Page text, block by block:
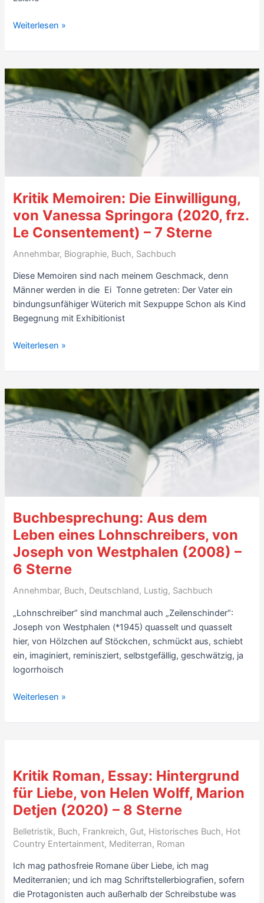
Radio-
mit
*langen*
Gesprächen
Weiterlesen »
Kritik Memoiren: Die Einwilligung,
von Vanessa Springora (2020, frz.
Le Consentement) – 7 Sterne
Annehmbar, Biographie, Buch, Sachbuch
Diese Memoiren sind nach meinem Geschmack, denn
Männer werden in die Ei Tonne getreten: Der Vater ein
bindungsunfähiger Wüterich mit Sexpuppe Schon als Kind
Begegnung mit Exhibitionist
Kritik
Die
Einwilligung,
von
Vanessa
Springora
(2020,
7
Sterne
Weiterlesen »
Buchbesprechung: Aus dem
Leben eines Lohnschreibers, von
Joseph von Westphalen (2008) –
6 Sterne
Annehmbar, Buch, Deutschland, Lustig, Sachbuch
„Lohnschreiber“ sind manchmal auch „Zeilenschinder“:
Joseph von Westphalen (*1945) quasselt und quasselt
hier, von Hölzchen auf Stöckchen, schmückt aus, schiebt
ein, imaginiert, reminisziert, selbstgefällig, geschwätzig, ja
logorrhoisch
Buchbesprechung:
dem
Lohnschreibers,
von
Joseph
von
(2008)
6
Sterne
Weiterlesen »
Kritik Roman, Essay: Hintergrund
für Liebe, von Helen Wolff, Marion
Detjen (2020) – 8 Sterne
Belletristik, Buch, Frankreich, Gut, Historisches Buch, Hot
Country Entertainment, Mediterran, Roman
Ich mag pathosfreie Romane über Liebe, ich mag
Mediterranien; und ich mag Schriftstellerbiografien, sofern
die Protagonisten auch außerhalb der Schreibstube was